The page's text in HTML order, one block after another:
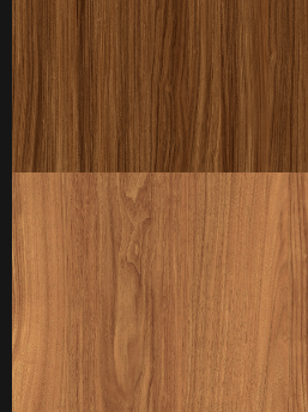
厚度：3-25mm
标准规格：